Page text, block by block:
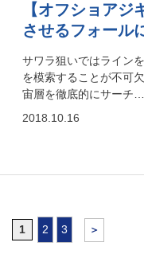
【オフショア
させるフォール
サワラ狙いではライン
を模索することが不可
宙層を徹底的にサーチ…
2018.10.16
1 2 3 ＞